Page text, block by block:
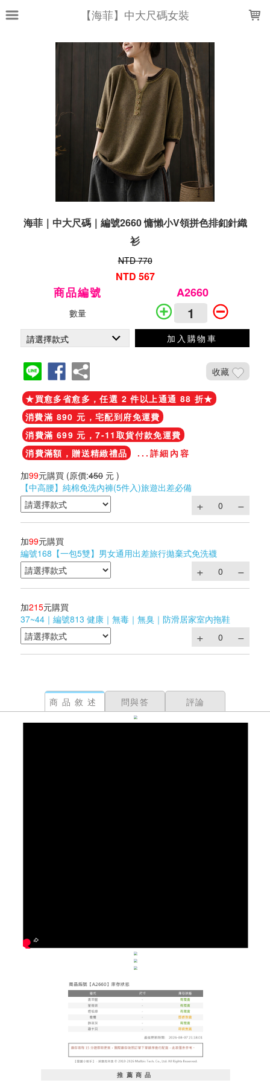
【海菲】中大尺碼女裝
海菲｜中大尺碼｜編號2660 慵懶小V領拼色排釦針織
衫
NTD 770
NTD 567
商品編號 A2660
數量
加入購物車
收藏
★買愈多省愈多，任選 2 件以上通通 88 折★
消費滿 890 元，宅配到府免運費
消費滿 699 元，7-11取貨付款免運費
消費滿額，贈送精緻禮品
...詳細內容
加99元購買 (原價:450 元 )
【中高腰】純棉免洗內褲(5件入)旅遊出差必備
加99元購買
編號168【一包5雙】男女通用出差旅行拋棄式免洗襪
加215元購買
37~44｜編號813 健康｜無毒｜無臭｜防滑居家室內拖鞋
商品敘述 問與答 評論